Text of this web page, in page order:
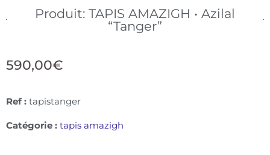
Produit: TAPIS AMAZIGH • Azilal
“Tanger”
590,00€
Ref : tapistanger
Catégorie : tapis amazigh